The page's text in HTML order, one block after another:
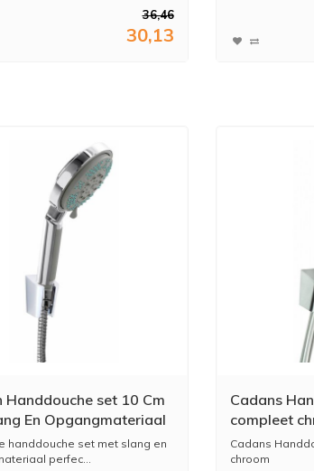
36,46
30,13
Handdouche set 10 Cm
En Opgangmateriaal
handdouche set met slang en
perfec...
Cadans
compleet
Cadans
chroom